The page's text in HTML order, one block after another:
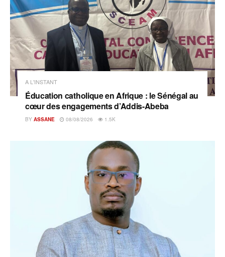
A L'INSTANT
Éducation catholique en Afrique : le Sénégal au
cœur des engagements d’Addis-Abeba
BY ASSANE 08/08/2026 1.5K